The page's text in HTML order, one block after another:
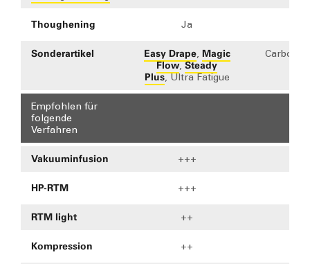
Thoughening Ja
Sonderartikel Easy Drape, Magic
Flow,Steady
Plus, Ultra Fatigue
Carbon
Empfohlen für
folgende
Verfahren
Vakuuminfusion +++
HP-RTM +++
RTM light ++
Kompression ++